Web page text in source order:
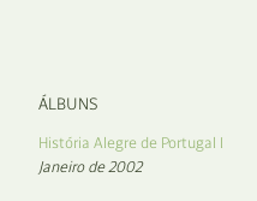
ÁLBUNS
História Alegre de Portugal I
Janeiro de 2002